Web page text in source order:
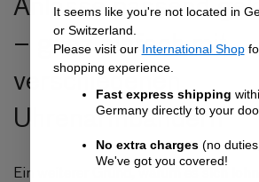
– ganz einfach mit
verschiedenen
Uhrenarmbändern
Ein weiterer Grund, warum es sich
It seems like you're not located in
or Switzerland.
Please visit our International Shop
shopping experience.
Fast express shipping
Germany directly to your
No extra charges(no
We've got you covered!